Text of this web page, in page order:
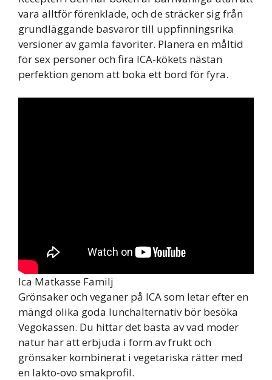
vara alltför förenklade, och de sträcker sig från
grundläggande basvaror till uppfinningsrika
versioner av gamla favoriter. Planera en måltid
för sex personer och fira ICA-kökets nästan
perfektion genom att boka ett bord för fyra.
Ica Matkasse Familj
Grönsaker och veganer på ICA som letar efter en
mängd olika goda lunchalternativ bör besöka
Vegokassen. Du hittar det bästa av vad moder
natur har att erbjuda i form av frukt och
grönsaker kombinerat i vegetariska rätter med
en lakto-ovo smakprofil.